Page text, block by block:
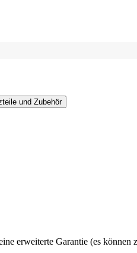
und Zubehör
erweiterte Garantie (es können